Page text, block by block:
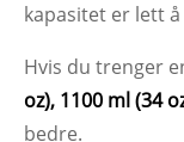
kapasitet er lett
Hvis du trenger
oz), 1100 ml (34
bedre.